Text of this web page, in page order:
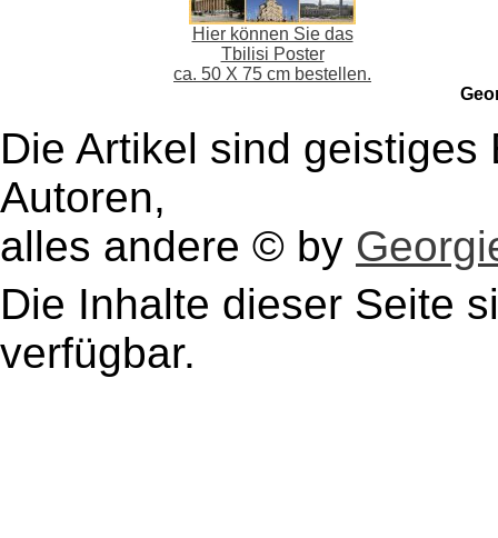
Hier können Sie das
Tbilisi Poster
ca. 50 X 75 cm bestellen.
Die Artikel sind
Autoren,
alles andere © by
Die Inhalte dieser Seite
verfügbar.